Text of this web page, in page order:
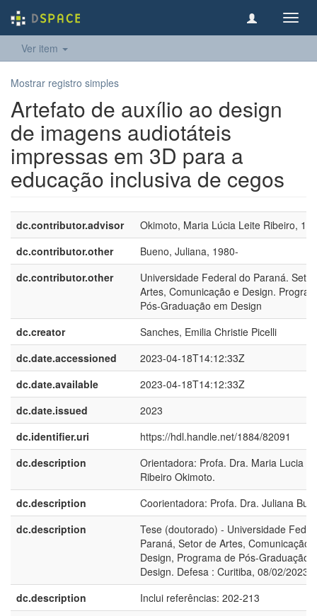
Ver item
Mostrar registro simples
Artefato de auxílio ao design
de imagens audiotáteis
impressas em 3D para a
educação inclusiva de cegos
dc.contributor.advisor
Okimoto, Maria Lúcia Leite Ribeiro,
dc.contributor.other
Bueno, Juliana, 1980-
dc.contributor.other
Universidade Federal do Paraná.
Artes, Comunicação e Design.
Pós-Graduação em Design
dc.creator
Sanches, Emilia Christie Picelli
dc.date.accessioned
2023-04-18T14:12:33Z
dc.date.available
2023-04-18T14:12:33Z
dc.date.issued
2023
dc.identifier.uri
https://hdl.handle.net/1884/82091
dc.description
Orientadora: Profa. Dra. Maria Lucia
Ribeiro Okimoto.
dc.description
Coorientadora: Profa. Dra. Juliana
dc.description
Tese (doutorado) - Universidade
Paraná, Setor de Artes, Comunicação
Design, Programa de Pós-Graduação
Design. Defesa : Curitiba, 08/02/2023
dc.description
Inclui referências: 202-213